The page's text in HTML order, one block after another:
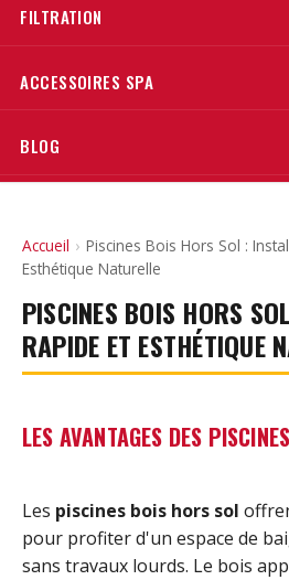
FILTRATION
ACCESSOIRES SPA
BLOG
Accueil › Piscines Bois Hors Sol :
Esthétique Naturelle
PISCINES BOIS HORS
RAPIDE ET ESTHÉTIQUE
LES AVANTAGES DES
Les piscines bois hors sol
pour profiter d'un espace de
sans travaux lourds. Le bois